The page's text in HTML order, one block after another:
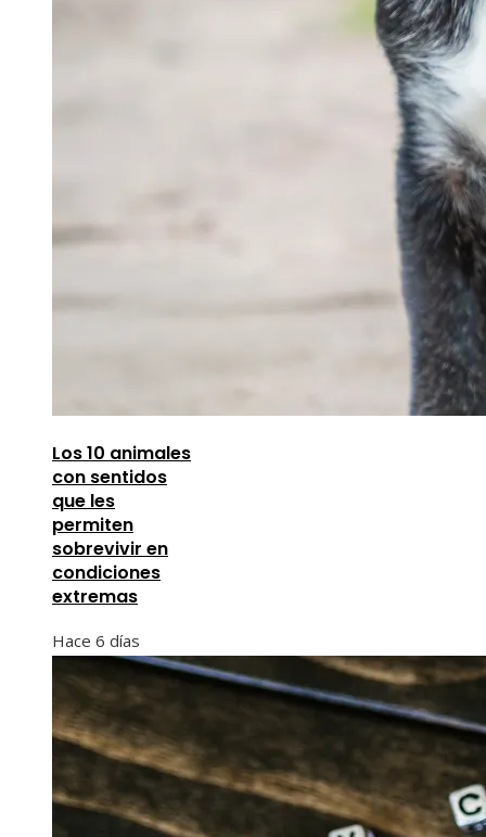
Los 10 animales
con sentidos
que les
permiten
sobrevivir en
condiciones
extremas
Hace 6 días